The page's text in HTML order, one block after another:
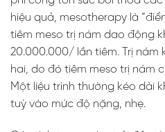
hiệu quả, mesotherapy là
tiêm meso trị nám dao động
20.000.000/ lần tiêm. Trị
hai, do đó tiêm meso trị nám
Một liệu trình thường kéo dài
tuỳ vào mức độ nặng, nhẹ.